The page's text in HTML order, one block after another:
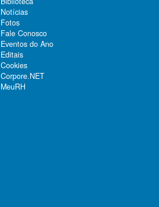
Notícias
Fotos
Fale Conosco
Eventos do Ano
Editais
Cookies
Corpore.NET
MeuRH